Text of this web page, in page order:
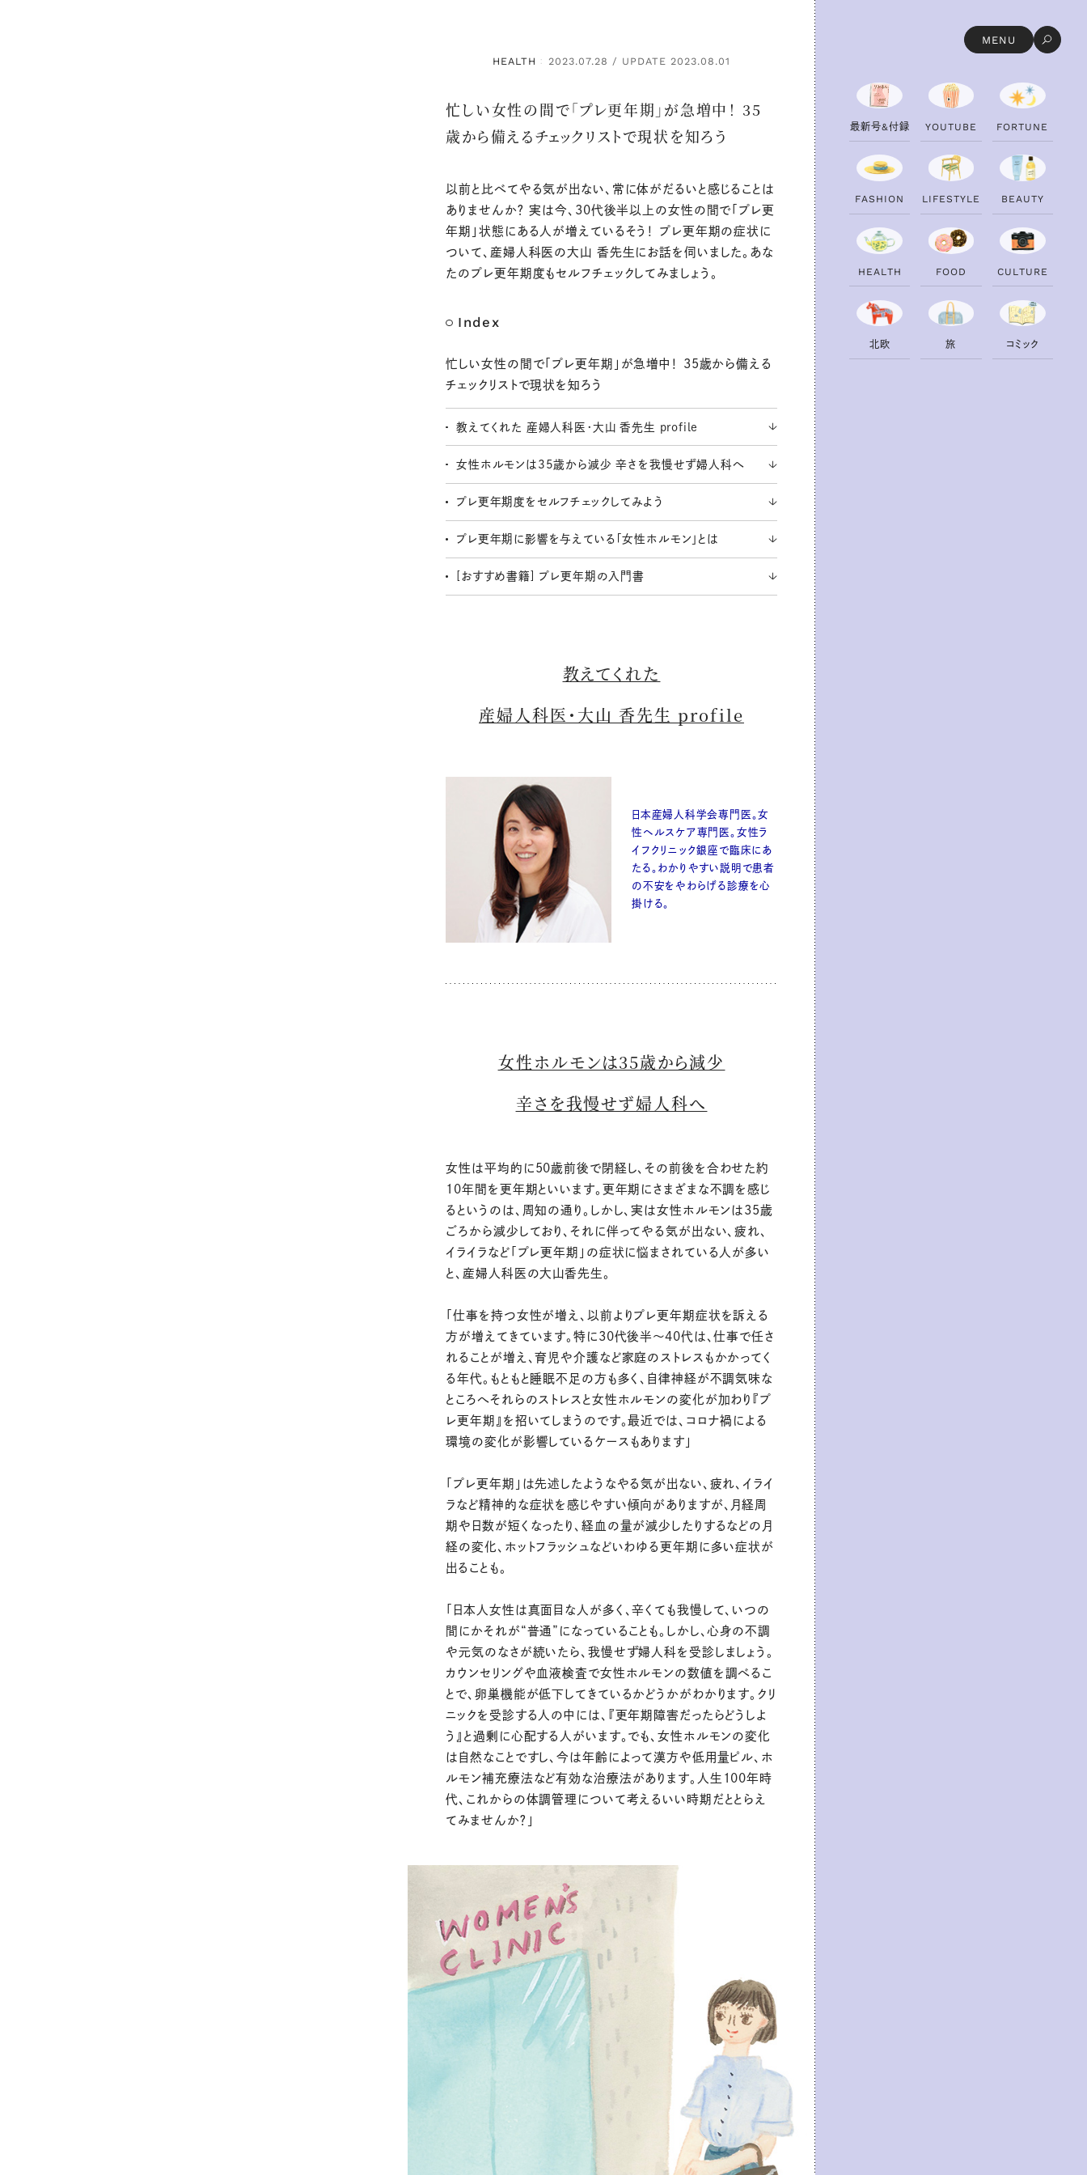
MENU
HEALTH
： 2023.07.28 / UPDATE 2023.08.01
忙しい女性の間で「プレ更年期」が急増中！ 35
歳から備えるチェックリストで現状を知ろう
以前と比べてやる気が出ない、常に体がだるいと感じることは
ありませんか？ 実は今、30代後半以上の女性の間で「プレ更
年期」状態にある人が増えているそう！ プレ更年期の症状に
ついて、産婦人科医の大山 香先生にお話を伺いました。あな
たのプレ更年期度もセルフチェックしてみましょう。
Index
忙しい女性の間で「プレ更年期」が急増中！ 35歳から備える
チェックリストで現状を知ろう
教えてくれた 産婦人科医・大山 香先生 profile
女性ホルモンは35歳から減少 辛さを我慢せず婦人科へ
プレ更年期度をセルフチェックしてみよう
プレ更年期に影響を与えている「女性ホルモン」とは
[おすすめ書籍] プレ更年期の入門書
教えてくれた
産婦人科医・大山 香先生 profile
日本産婦人科学会専門医。女
性ヘルスケア専門医。女性ラ
イフクリニック銀座で臨床にあ
たる。わかりやすい説明で患者
の不安をやわらげる診療を心
掛ける。
女性ホルモンは35歳から減少
辛さを我慢せず婦人科へ
女性は平均的に50歳前後で閉経し、その前後を合わせた約
10年間を更年期といいます。更年期にさまざまな不調を感じ
るというのは、周知の通り。しかし、実は女性ホルモンは35歳
ごろから減少しており、それに伴ってやる気が出ない、疲れ、
イライラなど「プレ更年期」の症状に悩まされている人が多い
と、産婦人科医の大山香先生。
「仕事を持つ女性が増え、以前よりプレ更年期症状を訴える
方が増えてきています。特に30代後半〜40代は、仕事で任さ
れることが増え、育児や介護など家庭のストレスもかかってく
る年代。もともと睡眠不足の方も多く、自律神経が不調気味な
ところへそれらのストレスと女性ホルモンの変化が加わり『プ
レ更年期』を招いてしまうのです。最近では、コロナ禍による
環境の変化が影響しているケースもあります」
「プレ更年期」は先述したようなやる気が出ない、疲れ、イライ
ラなど精神的な症状を感じやすい傾向がありますが、月経周
期や日数が短くなったり、経血の量が減少したりするなどの月
経の変化、ホットフラッシュなどいわゆる更年期に多い症状が
出ることも。
「日本人女性は真面目な人が多く、辛くても我慢して、いつの
間にかそれが“普通”になっていることも。しかし、心身の不調
や元気のなさが続いたら、我慢せず婦人科を受診しましょう。
カウンセリングや血液検査で女性ホルモンの数値を調べるこ
とで、卵巣機能が低下してきているかどうかがわかります。クリ
ニックを受診する人の中には、『更年期障害だったらどうしよ
う』と過剰に心配する人がいます。でも、女性ホルモンの変化
は自然なことですし、今は年齢によって漢方や低用量ピル、ホ
ルモン補充療法など有効な治療法があります。人生100年時
代、これからの体調管理について考えるいい時期だととらえ
てみませんか？」
最新号&付録 YOUTU B E FORTU N E
FAS H ION LI FESTYLE B EAUTY
H EALTH FOOD CU LTU RE
北欧 旅 コ ミ ック